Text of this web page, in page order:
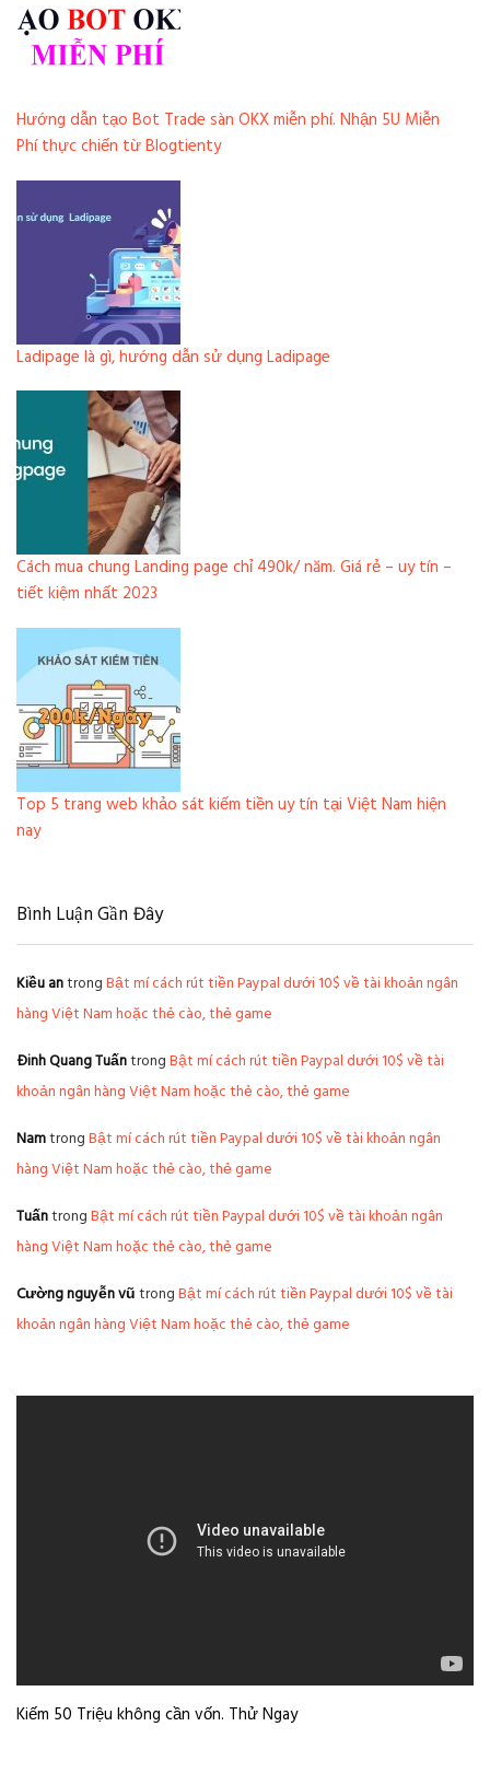
Hướng dẫn tạo Bot Trade sàn OKX miễn phí. Nhận 5U Miễn
Phí thực chiến từ Blogtienty
Ladipage là gì, hướng dẫn sử dụng Ladipage
Cách mua chung Landing page chỉ 490k/ năm. Giá rẻ – uy tín –
tiết kiệm nhất 2023
Top 5 trang web khảo sát kiếm tiền uy tín tại Việt Nam hiện
nay
Bình Luận Gần Đây
Kiều antrongBật mí cách rút tiền Paypal dưới 10$ về tài khoản ngân
hàng Việt Nam hoặc thẻ cào, thẻ game
Đinh Quang TuấntrongBật mí cách rút tiền Paypal dưới 10$ về tài
khoản ngân hàng Việt Nam hoặc thẻ cào, thẻ game
NamtrongBật mí cách rút tiền Paypal dưới 10$ về tài khoản ngân
hàng Việt Nam hoặc thẻ cào, thẻ game
TuấntrongBật mí cách rút tiền Paypal dưới 10$ về tài khoản ngân
hàng Việt Nam hoặc thẻ cào, thẻ game
Cường nguyễn vũtrongBật mí cách rút tiền Paypal dưới 10$ về tài
khoản ngân hàng Việt Nam hoặc thẻ cào, thẻ game
Kiếm 50 Triệu không cần vốn. Thử Ngay